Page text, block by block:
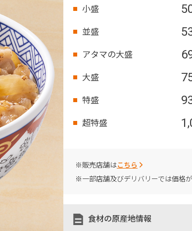
小盛
並盛
アタマの大盛
大盛
特盛
超特盛
※販売店舗はこちら
※一部店舗及びデリバリーでは価格が
食材の原産地情報